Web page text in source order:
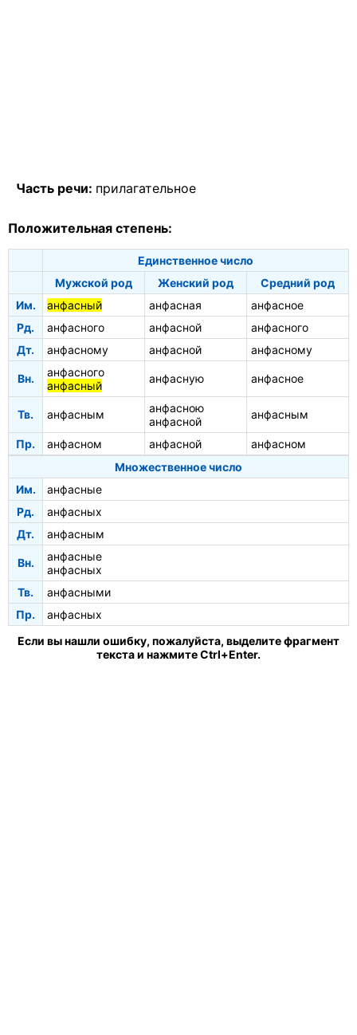
Часть речи: прилагательное
Положительная степень:
Единственное число
Мужской род
Женский род
Средний род
Им.
анфасный анфасная
анфасное
Рд.
анфасного анфасной
анфасного
Дт.
анфасному анфасной анфасному
Вн.
анфасного
анфасный
анфасную анфасное
Тв. анфасным
анфасною
анфасной
анфасным
Пр. анфасном анфасной
анфасном
Множественное число
Им.
анфасные
Рд.
анфасных
Дт.
анфасным
Вн.
анфасные
анфасных
Тв.
анфасными
Пр.
анфасных
Если вы нашли ошибку, пожалуйста, выделите фрагмент
текста и нажмите Ctrl+Enter.